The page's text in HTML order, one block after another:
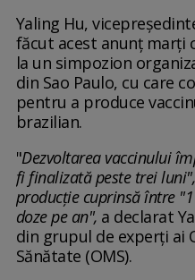
Yaling Hu,
făcut acest anunţ marţi
la un simpozion
din Sao Paulo, cu care
pentru a produce
brazilian.
"Dezvoltarea vaccinului
fi finalizată peste trei
producţie cuprinsă între
doze pe an", a declarat
din grupul de experţi ai
Sănătate (OMS).